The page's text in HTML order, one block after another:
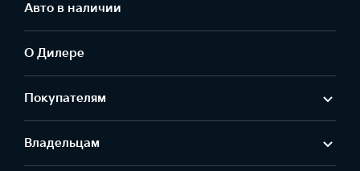
Авто в наличии
О Дилере
Покупателям
Владельцам